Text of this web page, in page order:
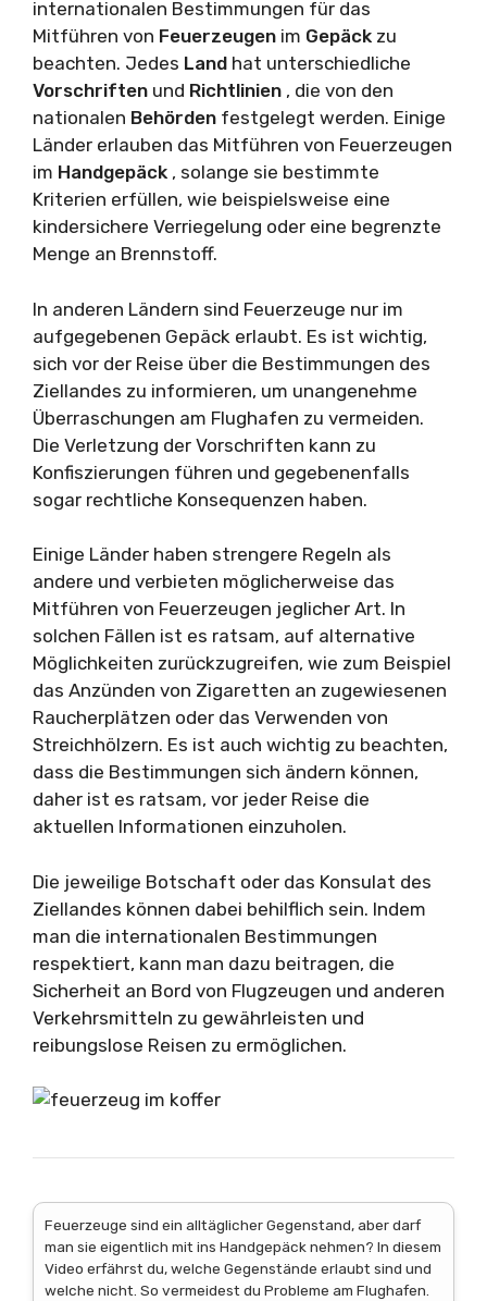
internationalen Bestimmungen für das
Mitführen von Feuerzeugen im Gepäck zu
beachten. Jedes Land hat unterschiedliche
Vorschriften und Richtlinien , die von den
nationalen Behörden festgelegt werden. Einige
Länder erlauben das Mitführen von Feuerzeugen
im Handgepäck , solange sie bestimmte
Kriterien erfüllen, wie beispielsweise eine
kindersichere Verriegelung oder eine begrenzte
Menge an Brennstoff.
In anderen Ländern sind Feuerzeuge nur im
aufgegebenen Gepäck erlaubt. Es ist wichtig,
sich vor der Reise über die Bestimmungen des
Ziellandes zu informieren, um unangenehme
Überraschungen am Flughafen zu vermeiden.
Die Verletzung der Vorschriften kann zu
Konfiszierungen führen und gegebenenfalls
sogar rechtliche Konsequenzen haben.
Einige Länder haben strengere Regeln als
andere und verbieten möglicherweise das
Mitführen von Feuerzeugen jeglicher Art. In
solchen Fällen ist es ratsam, auf alternative
Möglichkeiten zurückzugreifen, wie zum Beispiel
das Anzünden von Zigaretten an zugewiesenen
Raucherplätzen oder das Verwenden von
Streichhölzern. Es ist auch wichtig zu beachten,
dass die Bestimmungen sich ändern können,
daher ist es ratsam, vor jeder Reise die
aktuellen Informationen einzuholen.
Die jeweilige Botschaft oder das Konsulat des
Ziellandes können dabei behilflich sein. Indem
man die internationalen Bestimmungen
respektiert, kann man dazu beitragen, die
Sicherheit an Bord von Flugzeugen und anderen
Verkehrsmitteln zu gewährleisten und
reibungslose Reisen zu ermöglichen.
Feuerzeuge sind ein alltäglicher Gegenstand, aber darf
man sie eigentlich mit ins Handgepäck nehmen? In diesem
Video erfährst du, welche Gegenstände erlaubt sind und
welche nicht. So vermeidest du Probleme am Flughafen.